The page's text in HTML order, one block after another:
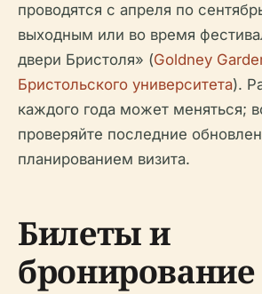
проводятся с апреля по
выходным или во время
двери Бристоля» (Goldney
Бристольского университета).
каждого года может меняться;
проверяйте последние
планированием визита.
Билеты и
бронирование